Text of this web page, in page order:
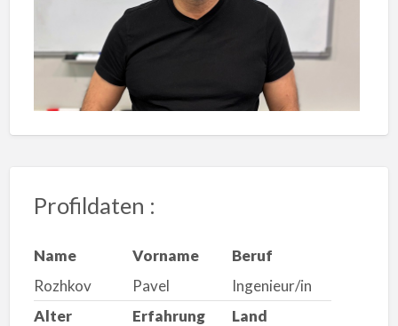
Profildaten :
Name
Rozhkov
Vorname
Pavel
Beruf
Ingenieur/in
Alter
Erfahrung
Land